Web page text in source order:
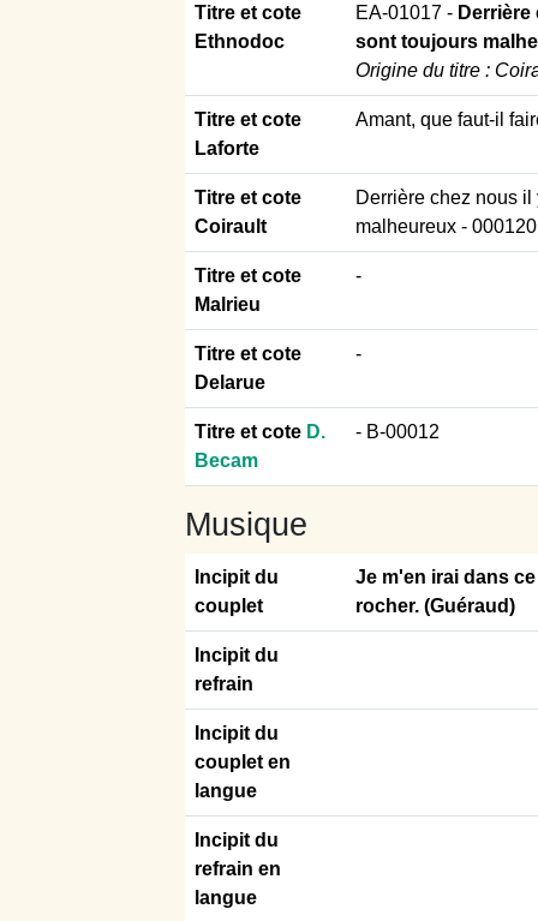
Titre et cote
Ethnodoc
EA-01017 -
sont toujours
Origine du titre :
Titre et cote
Laforte
Amant, que faut-il
Titre et cote
Coirault
Derrière chez nous
malheureux - 000120
Titre et cote
Malrieu
-
Titre et cote
Delarue
-
Titre et cote D.
Becam
- B-00012
Musique
Incipit du
couplet
Je m'en irai dans
rocher. (Guéraud)
Incipit du
refrain
Incipit du
couplet en
langue
Incipit du
refrain en
langue